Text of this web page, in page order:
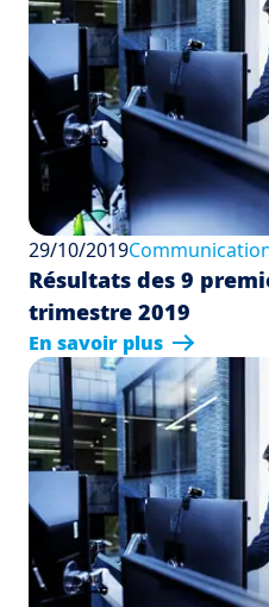
29/10/2019
Résultats des 9
trimestre 2019
En savoir plus